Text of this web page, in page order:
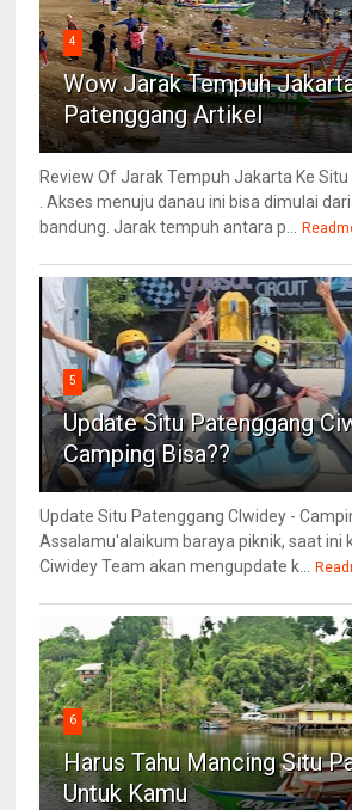
4
Wow Jarak Tempuh
Patenggang Artikel
Review Of Jarak Tempuh Jakarta Ke
. Akses menuju danau ini bisa dimulai
bandung. Jarak tempuh antara p...
5
Update Situ Patenggang
Camping Bisa??
Update Situ Patenggang CIwidey -
Assalamu'alaikum baraya piknik, saat ini
Ciwidey Team akan mengupdate k...
6
Harus Tahu Mancing Situ
Untuk Kamu